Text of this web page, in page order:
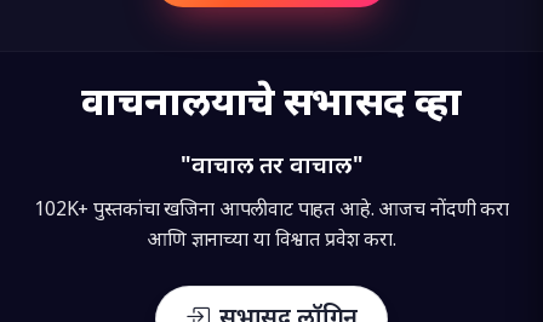
वाचनालयाचे सभासद व्हा
"वाचाल तर वाचाल"
102K+ पुस्तकांचा खजिना आपली वाट पाहत आहे. आजच नोंदणी करा
आणि ज्ञानाच्या या विश्वात प्रवेश करा.